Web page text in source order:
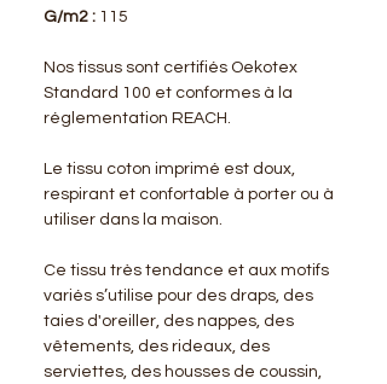
G/m2 : 115
Nos tissus sont certifiés Oekotex
Standard 100 et conformes à la
réglementation REACH.
Le tissu coton imprimé est doux,
respirant et confortable à porter ou à
utiliser dans la maison.
Ce tissu très tendance et aux motifs
variés s’utilise pour des draps, des
taies d'oreiller, des nappes, des
vêtements, des rideaux, des
serviettes, des housses de coussin,